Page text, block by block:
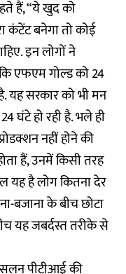
हैं, “ये खुद को
कंटेंट बनेगा तो कोई
इन लोगों ने
एफएम गोल्ड को 24
यह सरकार को भी मन
घंटे हो रही है. भले ही
नहीं होने की
हैं, उनमें किसी तरह
यह है लोग कितना देर
बजाना के बीच छोटा
यह जबर्दस्त तरीके से
पीटीआई की